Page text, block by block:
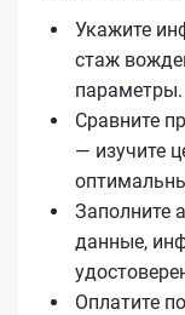
Укажите
стаж
параметры.
Сравните
— изучите
Заполните
данные,
Оплатите